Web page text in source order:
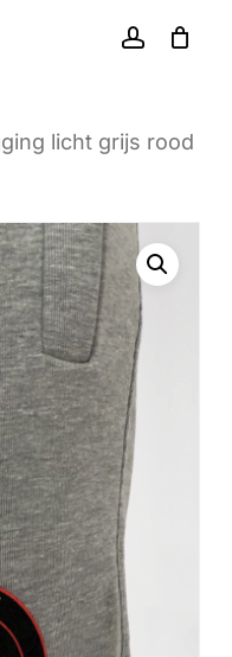
licht grijs rood